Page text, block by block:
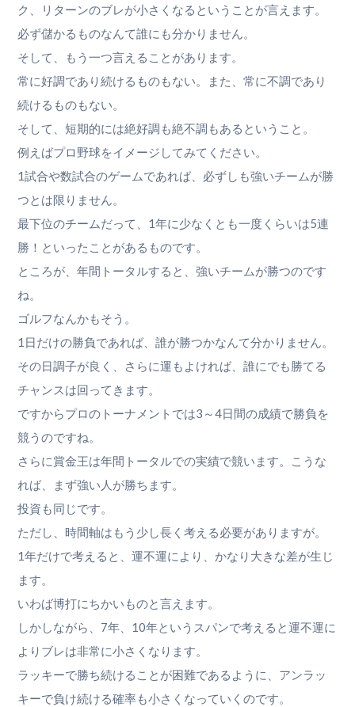
ク、リターンのブレが小さくなるということが言えます。
必ず儲かるものなんて誰にも分かりません。
そして、もう一つ言えることがあります。
常に好調であり続けるものもない。また、常に不調であり
続けるものもない。
そして、短期的には絶好調も絶不調もあるということ。
例えばプロ野球をイメージしてみてください。
1試合や数試合のゲームであれば、必ずしも強いチームが勝
つとは限りません。
最下位のチームだって、1年に少なくとも一度くらいは5連
勝！といったことがあるものです。
ところが、年間トータルすると、強いチームが勝つのです
ね。
ゴルフなんかもそう。
1日だけの勝負であれば、誰が勝つかなんて分かりません。
その日調子が良く、さらに運もよければ、誰にでも勝てる
チャンスは回ってきます。
ですからプロのトーナメントでは3～4日間の成績で勝負を
競うのですね。
さらに賞金王は年間トータルでの実績で競います。こうな
れば、まず強い人が勝ちます。
投資も同じです。
ただし、時間軸はもう少し長く考える必要がありますが。
1年だけで考えると、運不運により、かなり大きな差が生じ
ます。
いわば博打にちかいものと言えます。
しかしながら、7年、10年というスパンで考えると運不運に
よりブレは非常に小さくなります。
ラッキーで勝ち続けることが困難であるように、アンラッ
キーで負け続ける確率も小さくなっていくのです。